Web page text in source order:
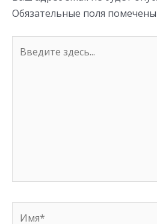
Обязательные поля помечены
здесь...